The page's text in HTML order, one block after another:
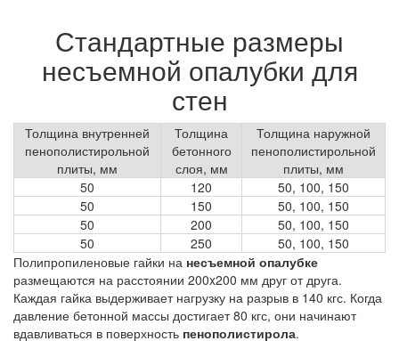
Стандартные размеры
несъемной опалубки для
стен
Толщина внутренней
пенополистирольной
плиты, мм
Толщина
бетонного
слоя, мм
Толщина наружной
пенополистирольной
плиты, мм
50
120
50, 100, 150
50
150
50, 100, 150
50
200
50, 100, 150
50
250
50, 100, 150
Полипропиленовые гайки на несъемной опалубке
размещаются на расстоянии 200x200 мм друг от друга.
Каждая гайка выдерживает нагрузку на разрыв в 140 кгс. Когда
давление бетонной массы достигает 80 кгс, они начинают
вдавливаться в поверхность пенополистирола.